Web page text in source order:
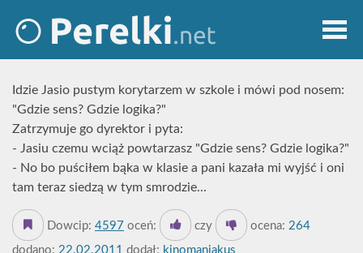
Idzie Jasio pustym korytarzem w szkole i mówi pod nosem:
"Gdzie sens? Gdzie logika?"
Zatrzymuje go dyrektor i pyta:
- Jasiu czemu wciąż powtarzasz "Gdzie sens? Gdzie logika?"
- No bo puściłem bąka w klasie a pani kazała mi wyjść i oni
tam teraz siedzą w tym smrodzie...
Dowcip: 4597 oceń: czy ocena: 264
dodano: 22.02.2011 dodał: kinomaniakus